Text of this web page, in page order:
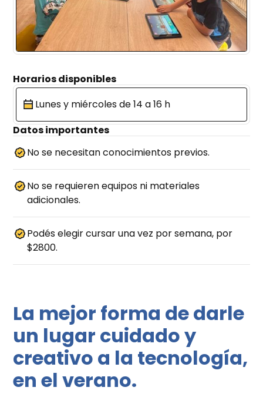
Horarios disponibles
Lunes y miércoles de 14 a 16 h
Datos importantes
No se necesitan conocimientos previos.
No se requieren equipos ni materiales
adicionales.
Podés elegir cursar una vez por semana, por
$2800.
La mejor forma de darle
un lugar cuidado y
creativo a la tecnología,
en el verano.